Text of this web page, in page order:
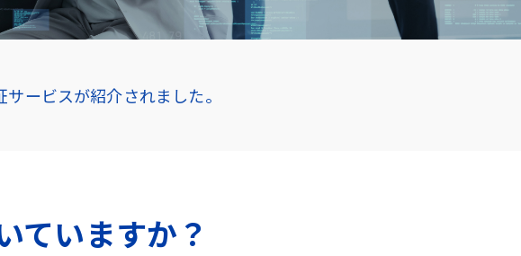
ービスが紹介されました。
ていますか？